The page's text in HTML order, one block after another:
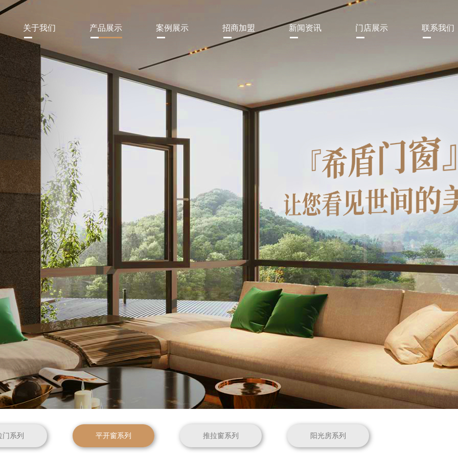
关于我们 产品展示 案例展示 招商加盟 新闻资讯 门店展示 联系我们
门系列 平开窗系列 推拉窗系列 阳光房系列